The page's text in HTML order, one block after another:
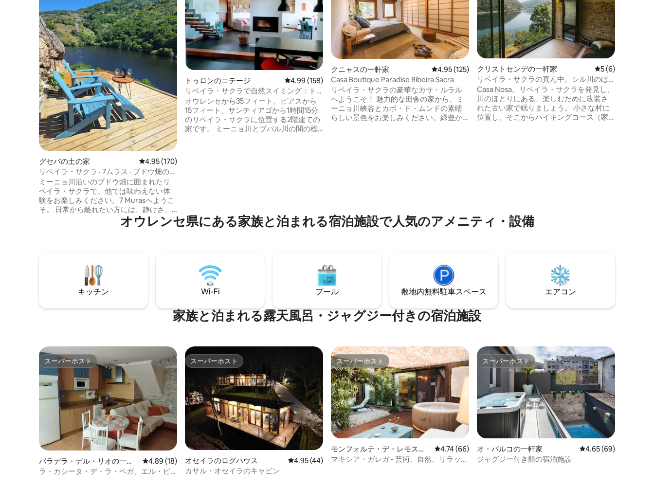
グセバの土の家 レビュー170件、5つ星中4.95つ星の平均評価
4.95 (170)
リベイラ・サクラ · 7ムラス · ブドウ畑の中
で眠る
ミーニョ川沿いのブドウ畑に囲まれたリ
ベイラ・サクラで、他では味わえない体
験をお楽しみください。7 Murasへようこ
そ。 日常から離れたい方には、静けさ、
自然、穏やかさがここにあります。 ユニ
ークな環境にある、魅力的に復元された
さい。 自然に囲まれて、他では味わえな
い夕日と忘れられない体験をお楽しみく
ださい。 ロマンチックな旅行に最適で
す。 冬季のサンティアゴ・デ・コンポス
テーラ巡礼路から数メートル。 Instagram
でフォロー：@7_muras
トゥロンのコテージ レビュー158件、5つ星中4.99つ星の平均評価
4.99 (158)
リベイラ・サクラで自然スイミング：ト
ゥーロン。
オウレンセから35フィート、ピアスから
15フィート、サンティアゴから1時間15分
のリベイラ・サクラに位置する2階建ての
家です。 ミーニョ川とブバル川の間の標
めの窓。芝生や木々、花に覆われた広大
な土地。
クニャスの一軒家 レビュー125件、5つ星中4.95つ星の平均評価
4.95 (125)
Casa Boutique Paradise Ribeira Sacra
リベイラ・サクラの豪華なカサ・ルラル
へようこそ！ 魅力的な田舎の家から、ミ
ーニョ川峡谷とカボ・ド・ムンドの素晴
らしい景色をお楽しみください。緑豊か
クリストセンデの一軒家 レビュー6件、5
5 (6)
リベイラ・サクラの真ん中、シル川のほ
とりで眠る
Casa Nosa。リベイラ・サクラを発見し、
川のほとりにある、楽しむために改装さ
れた古い家で眠りましょう。 小さな村に
位置し、そこからハイキングコース（家
オウレンセ県にある家族と泊まれる宿泊施設で人気のアメニティ・設備
キッチン Wi-Fi プール 敷地内無料駐⁠車ス⁠ペ⁠ー⁠ス エアコン
家族と泊まれる露天風呂・ジャグジー付きの宿泊施設
スーパーホスト
スーパーホスト
パラデラ・デル・リオの一軒
家
レビュー18件、5つ星中4.89つ星の平均評価
4.89 (18)
ラ・カシータ・デ・ラ・ベガ、エル・ビ
スーパーホスト
スーパーホスト
オセイラのログハウス レビュー44件、5つ星中4.95つ星の平均評価
4.95 (44)
カサル・オセイラのキャビン
スーパーホスト
スーパーホスト
モンフォルテ・デ・レモスの
マンション・アパート
レビュー66件、5つ星中4.74つ星の平均評価
4.74 (66)
マキシア・ガレガ - 芸術、自然、リラック
スーパーホスト
スーパーホスト
オ・バルコの一軒家 レビュー69件、5つ星
4.65 (69)
ジャグジー付き船の宿泊施設